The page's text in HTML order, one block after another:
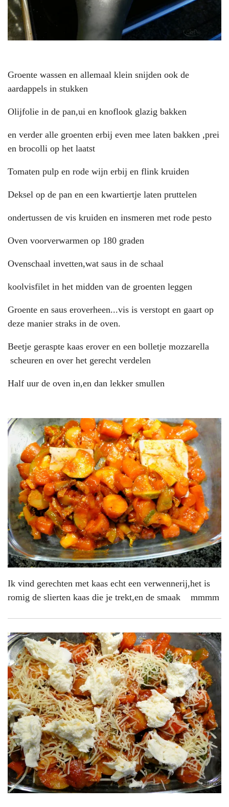
Groente wassen en allemaal klein snijden ook de
aardappels in stukken
Olijfolie in de pan,ui en knoflook glazig bakken
en verder alle groenten erbij even mee laten bakken ,prei
en brocolli op het laatst
Tomaten pulp en rode wijn erbij en flink kruiden
Deksel op de pan en een kwartiertje laten pruttelen
ondertussen de vis kruiden en insmeren met rode pesto
Oven voorverwarmen op 180 graden
Ovenschaal invetten,wat saus in de schaal
koolvisfilet in het midden van de groenten leggen
Groente en saus eroverheen...vis is verstopt en gaart op
deze manier straks in de oven.
Beetje geraspte kaas erover en een bolletje mozzarella
scheuren en over het gerecht verdelen
Half uur de oven in,en dan lekker smullen
Ik vind gerechten met kaas echt een verwennerij,het is
romig de slierten kaas die je trekt,en de smaak mmmm